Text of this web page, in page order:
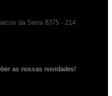
da Serra 8375 - 214
as nossas novidades!